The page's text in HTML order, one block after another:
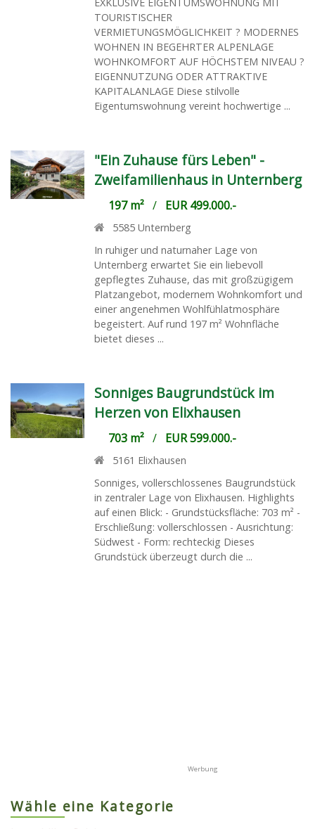
TOURISTISCHER
VERMIETUNGSMÖGLICHKEIT ? MODERNES
WOHNEN IN BEGEHRTER ALPENLAGE
WOHNKOMFORT AUF HÖCHSTEM NIVEAU ?
EIGENNUTZUNG ODER ATTRAKTIVE
KAPITALANLAGE Diese stilvolle
Eigentumswohnung vereint hochwertige ...
"Ein Zuhause fürs Leben" -
Zweifamilienhaus in Unternberg
197 m²/ EUR 499.000.-
5585 Unternberg
In ruhiger und naturnaher Lage von
Unternberg erwartet Sie ein liebevoll
gepflegtes Zuhause, das mit großzügigem
Platzangebot, modernem Wohnkomfort und
einer angenehmen Wohlfühlatmosphäre
begeistert. Auf rund 197 m² Wohnfläche
bietet dieses ...
Sonniges Baugrundstück im
Herzen von Elixhausen
703 m²/ EUR 599.000.-
5161 Elixhausen
Sonniges, vollerschlossenes Baugrundstück
in zentraler Lage von Elixhausen. Highlights
auf einen Blick: - Grundstücksfläche: 703 m² -
Erschließung: vollerschlossen - Ausrichtung:
Südwest - Form: rechteckig Dieses
Grundstück überzeugt durch die ...
Wähle eine Kategorie